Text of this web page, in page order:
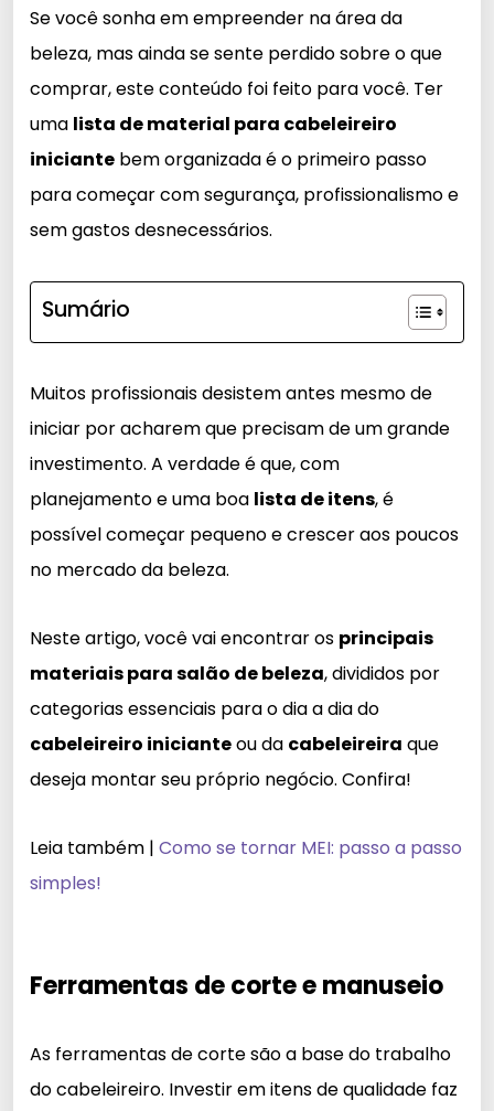
Se você sonha em empreender na área da
beleza, mas ainda se sente perdido sobre o que
comprar, este conteúdo foi feito para você. Ter
uma lista de material para cabeleireiro
iniciante bem organizada é o primeiro passo
para começar com segurança, profissionalismo e
sem gastos desnecessários.
Sumário
Muitos profissionais desistem antes mesmo de
iniciar por acharem que precisam de um grande
investimento. A verdade é que, com
planejamento e uma boa lista de itens, é
possível começar pequeno e crescer aos poucos
no mercado da beleza.
Neste artigo, você vai encontrar os principais
materiais para salão de beleza, divididos por
categorias essenciais para o dia a dia do
cabeleireiro inicianteou da cabeleireira que
deseja montar seu próprio negócio. Confira!
Leia também | Como se tornar MEI: passo a passo
simples!
Ferramentas de corte e manuseio
As ferramentas de corte são a base do trabalho
do cabeleireiro. Investir em itens de qualidade faz